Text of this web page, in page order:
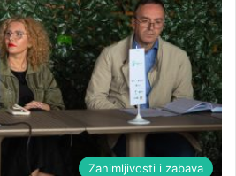
Zanimljivosti i zabava